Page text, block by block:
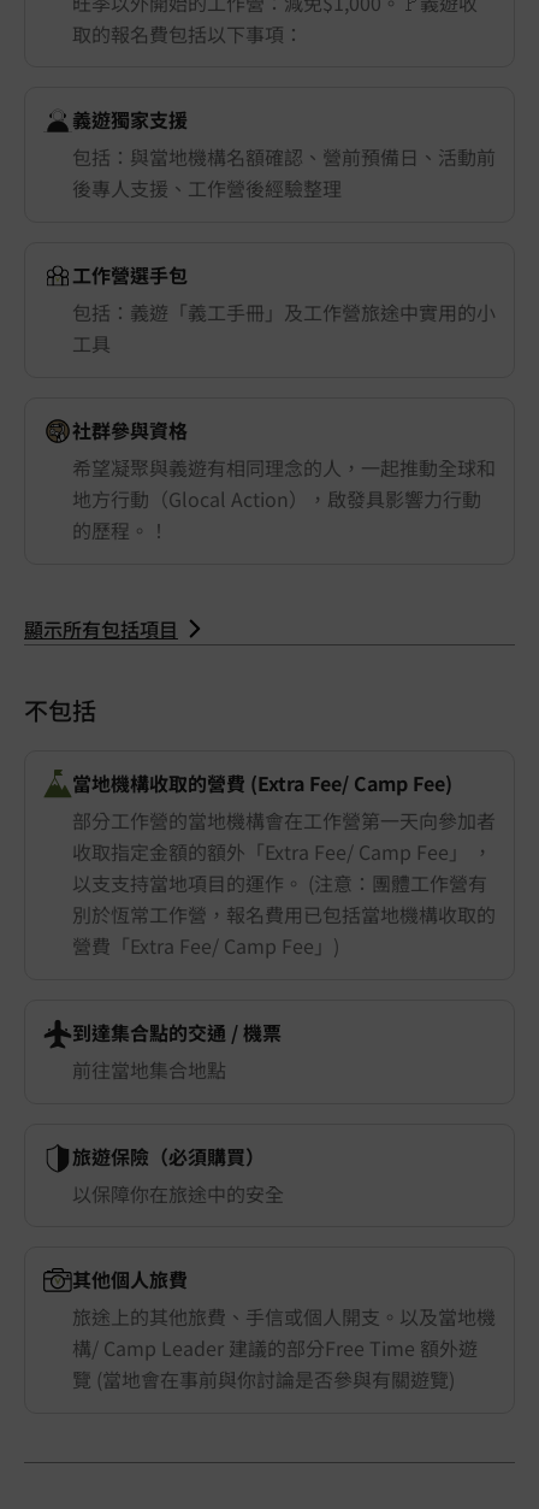
取的報名費包括以下事項：
義遊獨家支援
包括：與當地機構名額確認、營前預備日、活動前
後專人支援、工作營後經驗整理
工作營選手包
包括：義遊「義工手冊」及工作營旅途中實用的小
工具
社群參與資格
希望凝聚與義遊有相同理念的人，一起推動全球和
地方行動（Glocal Action），啟發具影響力行動
的歷程。！
顯示所有包括項目
不包括
當地機構收取的營費 (Extra Fee/ Camp Fee)
部分工作營的當地機構會在工作營第一天向參加者
收取指定金額的額外「Extra Fee/ Camp Fee」 ，
以支支持當地項目的運作。 (注意：團體工作營有
別於恆常工作營，報名費用已包括當地機構收取的
營費「Extra Fee/ Camp Fee」)
到達集合點的交通 ​/ 機票
前往當地集合地點
旅遊保險（必須購買）
以保障你在旅途中的安全
其他個人旅費
旅途上的其他旅費、手信或個人開支。以及當地機
構/ Camp Leader 建議的部分Free Time 額外遊
覽 (當地會在事前與你討論是否參與有關遊覽)